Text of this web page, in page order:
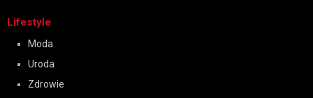
Lifestyle
Moda
Uroda
Zdrowie